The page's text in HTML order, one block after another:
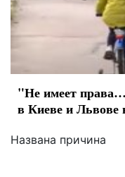
"Не имеет
в Киеве и Львове
Названа причина